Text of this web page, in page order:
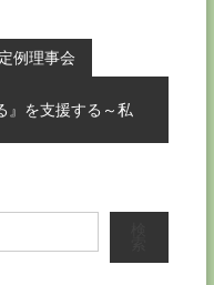
例理事会
』を支援する～私